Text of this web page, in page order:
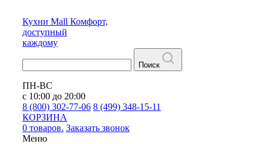
Кухни Mall Комфорт,
доступный
каждому
Поиск
ПН-ВС
с 10:00 до 20:00
8 (800) 302-77-06 8 (499) 348-15-11
КОРЗИНА
0 товаров. Заказать звонок
Меню